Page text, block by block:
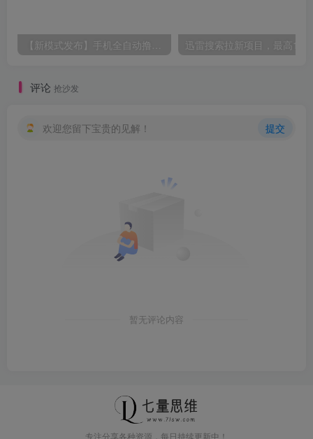
评论 抢沙发
欢迎您留下宝贵的见解！ 提交
暂无评论内容
专注分享各种资源，每日持续更新中！